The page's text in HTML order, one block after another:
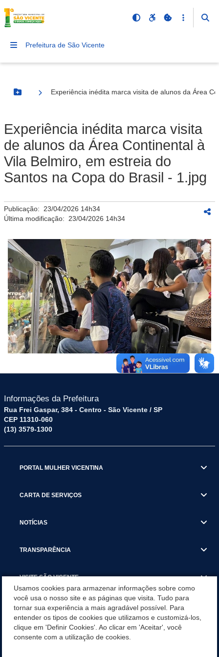
Prefeitura de São Vicente
Botão Menu
Experiência inédita marca visita de alunos da Área
Experiência inédita marca visita
de alunos da Área Continental à
Vila Belmiro, em estreia do
Santos na Copa do Brasil - 1.jpg
Publicação: 23/04/2026 14h34
Última modificação: 23/04/2026 14h34
Informações da Prefeitura
Rua Frei Gaspar, 384 - Centro - São Vicente / SP
CEP 11310-060
(13) 3579-1300
PORTAL MULHER VICENTINA
CARTA DE SERVIÇOS
NOTÍCIAS
TRANSPARÊNCIA
VISITE SÃO VICENTE
SÃO VICENTE REFORÇA REDE DE PROTEÇÃO ÀS MULHERES
DURANTE O AGOSTO LILÁS COM AÇÕES DE
CONSCIENTIZAÇÃO E ACOLHIMENTO
Usamos cookies para armazenar informações sobre como
você usa o nosso site e as páginas que visita. Tudo para
tornar sua experiência a mais agradável possível. Para
entender os tipos de cookies que utilizamos e customizá-los,
clique em 'Definir Cookies'. Ao clicar em 'Aceitar', você
consente com a utilização de cookies.